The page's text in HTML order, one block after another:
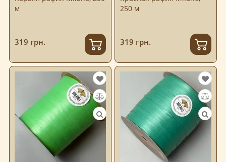
м
319 грн.
250 м
319 грн.